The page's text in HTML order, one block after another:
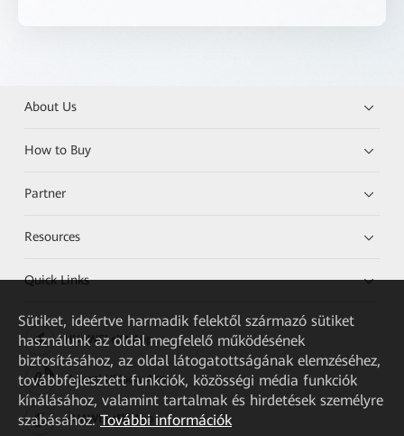
About Us
How to Buy
Partner
Resources
Quick Links
HUAWEI eKit App
Huawei HiKnow App
HUAWEI eFly App
Sütiket, ideértve harmadik felektől származó sütiket
használunk az oldal megfelelő működésének
biztosításához, az oldal látogatottságának elemzéséhez,
továbbfejlesztett funkciók, közösségi média funkciók
kínálásához, valamint tartalmak és hirdetések személyre
szabásához. További információk